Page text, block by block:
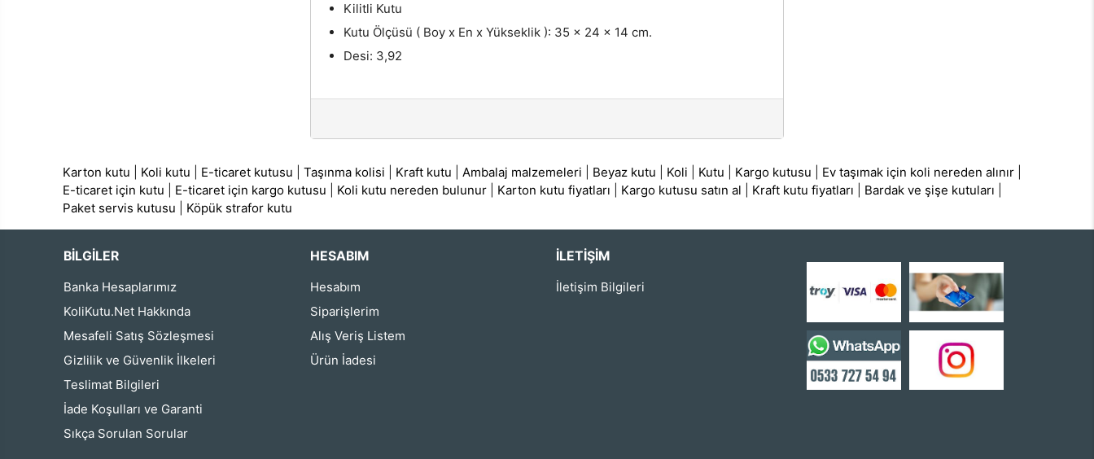
Kilitli Kutu
Kutu Ölçüsü ( Boy x En x Yükseklik ): 35 x 24 x 14 cm.
Desi: 3,92
Karton kutu Koli kutu E-ticaret kutusu |Taşınma kolisi Kraft kutu Ambalaj malzemeleri Beyaz kutu Koli Kutu Kargo kutusu Ev taşımak için koli nereden alınır
E-ticaret için kutu
E-ticaret için kargo kutusu Koli kutu nereden bulunur Karton kutu fiyatları Kargo kutusu satın al Kraft kutu fiyatları Bardak ve şişe kutuları
Paket servis kutusu
Köpük strafor kutu
BİLGİLER
Banka Hesaplarımız
KoliKutu.Net Hakkında
Mesafeli Satış Sözleşmesi
Gizlilik ve Güvenlik İlkeleri
Teslimat Bilgileri
İade Koşulları ve Garanti
Sıkça Sorulan Sorular
HESABIM
Hesabım
Siparişlerim
Alış Veriş Listem
Ürün İadesi
İLETIŞIM
İletişim Bilgileri